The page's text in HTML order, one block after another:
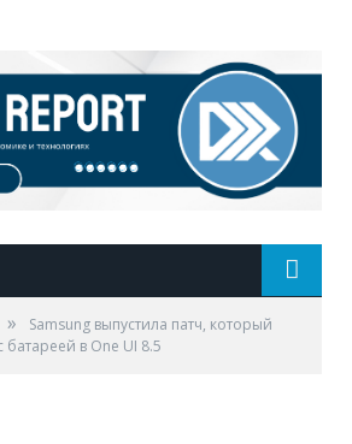
»
Samsung выпустила патч, который
в One UI 8.5